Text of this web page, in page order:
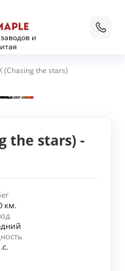
и
(Chasing the stars)
the stars) -
км.